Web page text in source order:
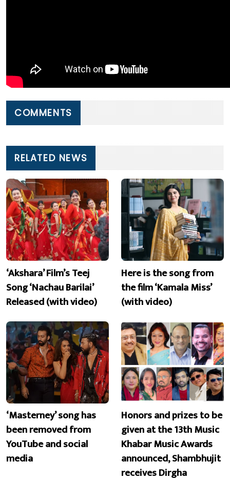
COMMENTS
RELATED NEWS
‘Akshara’ Film’s Teej
Song ‘Nachau Barilai’
Released (with video)
Here is the song from
the film ‘Kamala Miss’
(with video)
‘Masterney’ song has
been removed from
YouTube and social
media
Honors and prizes to be
given at the 13th Music
Khabar Music Awards
announced, Shambhujit
receives Dirgha